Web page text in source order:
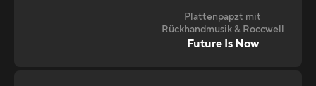
Plattenpapzt mit
Rückhandmusik & Roccwell
Future Is Now